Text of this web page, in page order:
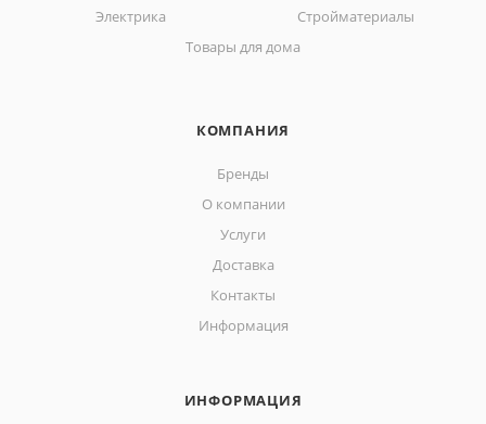
Электрика
Стройматериалы
Товары для дома
КОМПАНИЯ
Бренды
О компании
Услуги
Доставка
Контакты
Информация
ИНФОРМАЦИЯ